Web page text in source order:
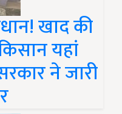
खाद की
यहां
ने जारी